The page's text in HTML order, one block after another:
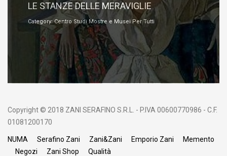
LE STANZE DELLE MERAVIGLIE
Category: Centro Studi Mostre e Musei Per Tutti
Copyright © 2018 ZANI SERAFINO S.R.L. - P.IVA 00600770986 - C.F.
01081200170
NUMA Serafino Zani Zani&Zani Emporio Zani
Memento
Negozi
Zani Shop Qualità